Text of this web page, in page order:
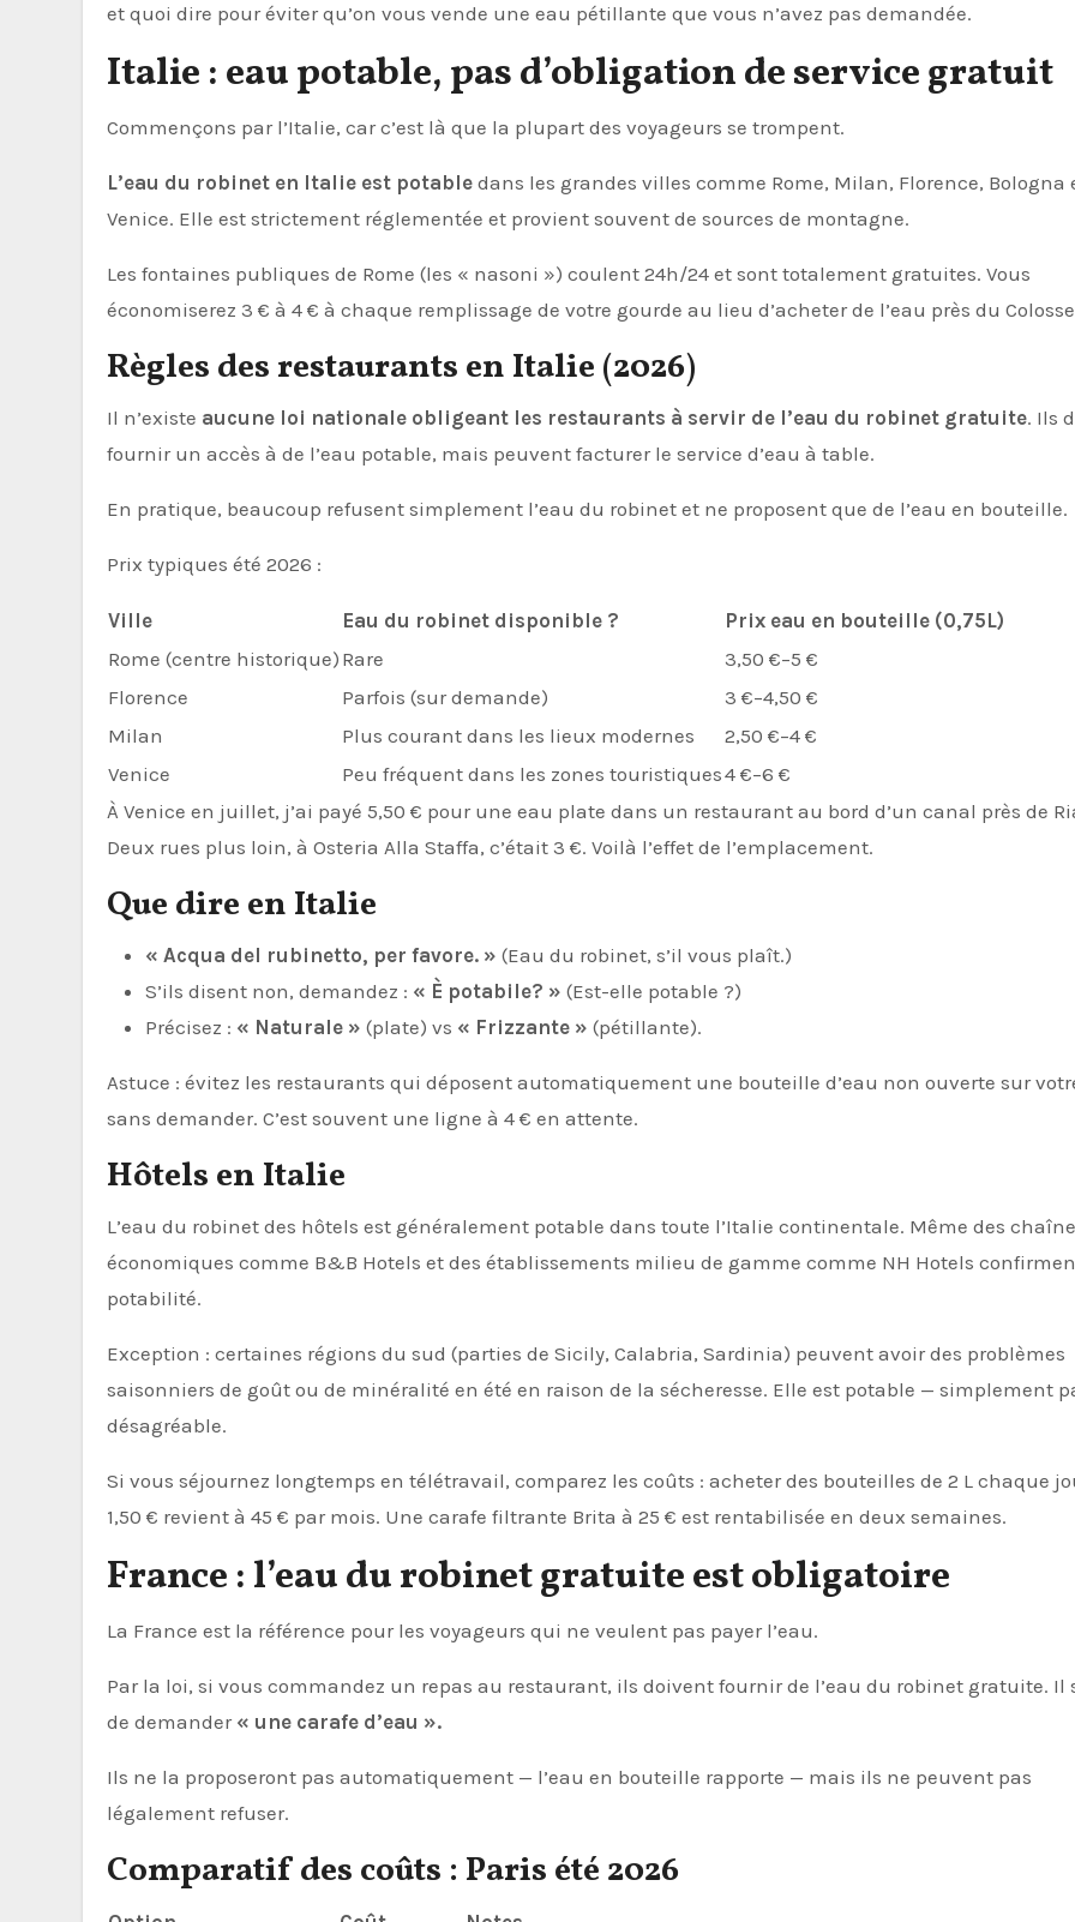
et quoi dire pour éviter qu’on vous vende une eau pétillante que vous n’avez pas demandée.
Italie : eau potable, pas d’obligation de service gratuit
Commençons par l’Italie, car c’est là que la plupart des voyageurs se trompent.
L’eau du robinet en Italie est potable dans les grandes villes comme Rome, Milan, Florence, Bologna
Venice. Elle est strictement réglementée et provient souvent de sources de montagne.
Les fontaines publiques de Rome (les « nasoni ») coulent 24h/24 et sont totalement gratuites. Vous
économiserez 3 € à 4 € à chaque remplissage de votre gourde au lieu d’acheter de l’eau près du
Règles des restaurants en Italie (2026)
Il n’existe aucune loi nationale obligeant les restaurants à servir de l’eau du robinet gratuite. Ils
fournir un accès à de l’eau potable, mais peuvent facturer le service d’eau à table.
En pratique, beaucoup refusent simplement l’eau du robinet et ne proposent que de l’eau en bouteille.
Prix typiques été 2026 :
Ville Eau du robinet disponible ?
Prix eau en bouteille (0,75L)
Rome (centre historique) Rare
3,50 €–5 €
Florence
Parfois (sur demande)
3 €–4,50 €
Milan
Plus courant dans les lieux modernes
2,50 €–4 €
Venice
Peu fréquent dans les zones touristiques4 €–6 €
À Venice en juillet, j’ai payé 5,50 € pour une eau plate dans un restaurant au bord d’un canal près de
Deux rues plus loin, à Osteria Alla Staffa, c’était 3 €. Voilà l’effet de l’emplacement.
Que dire en Italie
« Acqua del rubinetto, per favore. » (Eau du robinet, s’il vous plaît.)
S’ils disent non, demandez : « È potabile? » (Est-elle potable ?)
Précisez : « Naturale » (plate) vs « Frizzante » (pétillante).
Astuce : évitez les restaurants qui déposent automatiquement une bouteille d’eau non ouverte sur
sans demander. C’est souvent une ligne à 4 € en attente.
Hôtels en Italie
L’eau du robinet des hôtels est généralement potable dans toute l’Italie continentale. Même des
économiques comme B&B Hotels et des établissements milieu de gamme comme NH Hotels
potabilité.
Exception : certaines régions du sud (parties de Sicily, Calabria, Sardinia) peuvent avoir des problèmes
saisonniers de goût ou de minéralité en été en raison de la sécheresse. Elle est potable — simplement
désagréable.
Si vous séjournez longtemps en télétravail, comparez les coûts : acheter des bouteilles de 2 L chaque
1,50 € revient à 45 € par mois. Une carafe filtrante Brita à 25 € est rentabilisée en deux semaines.
France : l’eau du robinet gratuite est obligatoire
La France est la référence pour les voyageurs qui ne veulent pas payer l’eau.
Par la loi, si vous commandez un repas au restaurant, ils doivent fournir de l’eau du robinet gratuite. Il
de demander « une carafe d’eau ».
Ils ne la proposeront pas automatiquement — l’eau en bouteille rapporte — mais ils ne peuvent pas
légalement refuser.
Comparatif des coûts : Paris été 2026